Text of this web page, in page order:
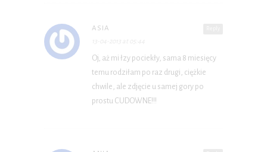
ASIA
Oj, aż mi łzy pociekły, sama 8 miesięcy
temu rodziłam po raz drugi, ciężkie
chwile, ale zdjęcie u samej gory po
prostu CUDOWNE!!!